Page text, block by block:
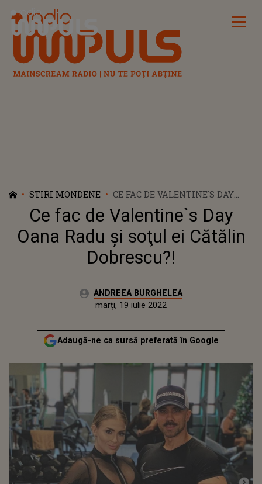
Radio Impuls
STIRI MONDENE
CE FAC DE VALENTINE`S DAY
OANA RADU ŞI SOŢUL EI
CĂTĂLIN DOBRESCU?!
Ce fac de Valentine`s Day
Oana Radu şi soţul ei Cătălin
Dobrescu?!
Autor:ANDREEA BURGHELEA
vineri, 12 februarie 2021Actualizat:
marți, 19 iulie 2022
Adaugă-ne ca sursă preferată în Google